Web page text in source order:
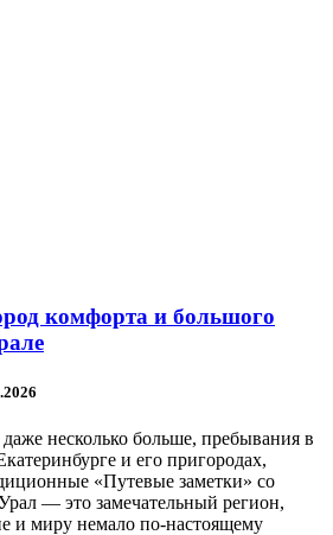
комфорта и большого
несколько больше, пребывания в
и его пригородах,
«Путевые заметки» со
— это замечательный регион,
и миру немало по-настоящему